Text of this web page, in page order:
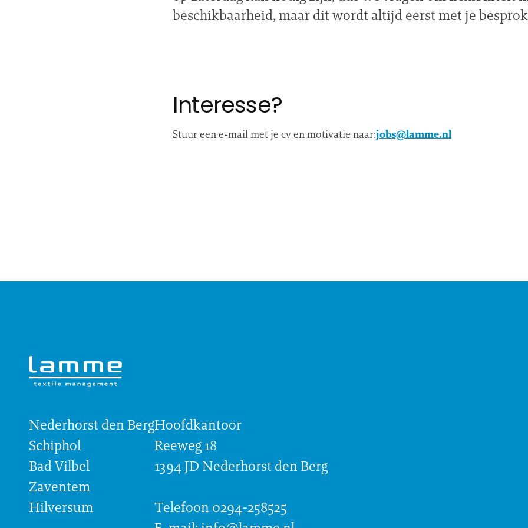
beschikbaarheid, maar dit wordt altijd eerst met je
Interesse?
Stuur een e-mail met je cv en motivatie naar:jobs@lamme.nl
Nederhorst den Berg
Schiphol
Bad Vilbel
Zaventem
Hilversum
Hoofdkantoor
Reeweg 18
1394 JD Nederhorst den Berg
Telefoon 0294-258525